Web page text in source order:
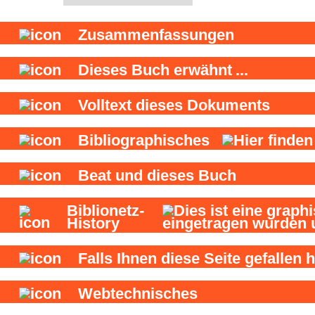
Zusammenfassungen
Dieses Buch erwähnt ...
Volltext dieses Dokuments
Bibliographisches
Beat und dieses Buch
Biblionetz-
History
Falls Ihnen diese Seite gefallen
Webtechnisches